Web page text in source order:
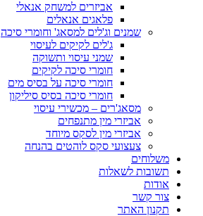
אביזרים למשחק אנאלי
פלאגים אנאלים
שמנים וג'לים למסאג' וחומרי סיכה
ג'לים לקיקים לעיסוי
שמני עיסוי ותשוקה
חומרי סיכה לקיקים
חומרי סיכה על בסיס מים
חומרי סיכה בסיס סיליקון
מסאג'רים – מכשירי עיסוי
אביזרי מין מתנפחים
אביזרי מין לסקס מיוחד
צעצועי סקס לוהטים בהנחה
משלוחים
תשובות לשאלות
אודות
צור קשר
תקנון האתר